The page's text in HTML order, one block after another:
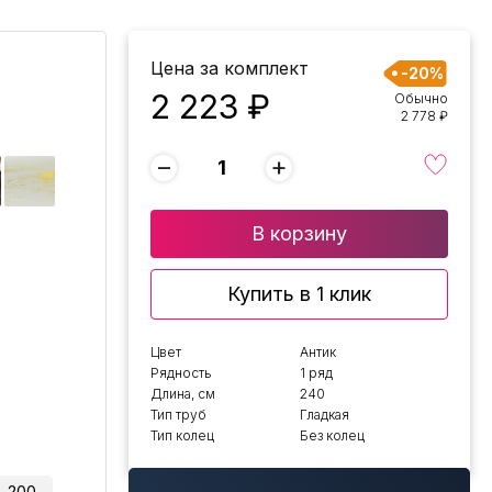
Цена за комплект
2 223 ₽
-20%
Обычно
2 778 ₽
− +
В корзину
Купить в 1 клик
Цвет
Антик
Рядность
1 ряд
Длина, см
240
Тип труб
Гладкая
Тип колец
Без колец